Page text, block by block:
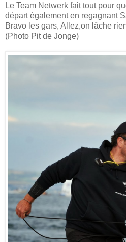
Le Team Netwerk fait tout pour
départ également en regagnant
Bravo les gars, Allez,on lâche
(Photo Pit de Jonge)